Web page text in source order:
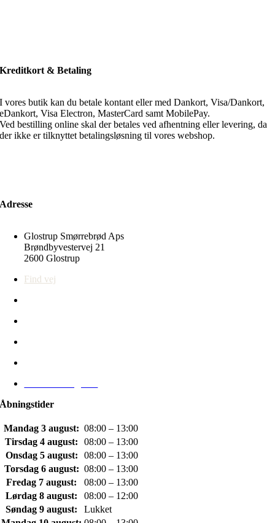
Kreditkort & Betaling
I vores butik kan du betale kontant eller med Dankort, Visa/Dankort,
eDankort, Visa Electron, MasterCard samt MobilePay.
Ved bestilling online skal der betales ved afhentning eller levering, da
der ikke er tilknyttet betalingsløsning til vores webshop.
Adresse
Glostrup Smørrebrød Aps
Brøndbyvestervej 21
2600 Glostrup
Find vej
Åbningstider
Mandag 3 august: 08:00 – 13:00
Tirsdag 4 august:
08:00 – 13:00
Onsdag 5 august:
08:00 – 13:00
Torsdag 6 august: 08:00 – 13:00
Fredag 7 august:
08:00 – 13:00
Lørdag 8 august:
08:00 – 12:00
Søndag 9 august:
Lukket